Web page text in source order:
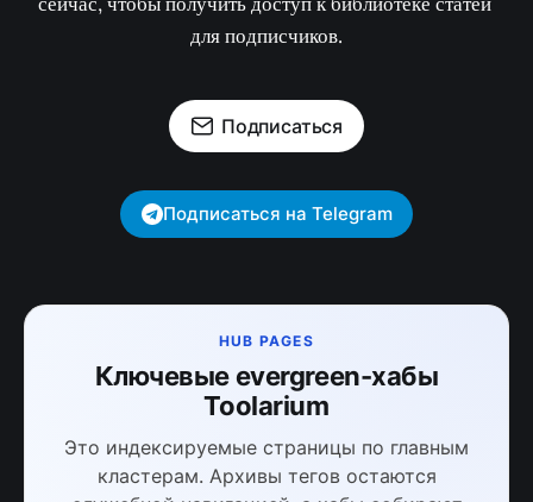
для подписчиков.
Подписаться
Подписаться на Telegram
HUB PAGES
Ключевые evergreen-хабы
Toolarium
Это индексируемые страницы по главным
кластерам. Архивы тегов остаются